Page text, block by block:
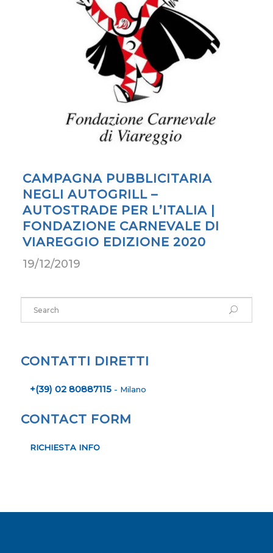
CAMPAGNA PUBBLICITARIA
NEGLI AUTOGRILL –
AUTOSTRADE PER L’ITALIA |
FONDAZIONE CARNEVALE DI
VIAREGGIO EDIZIONE 2020
19/12/2019
CONTATTI DIRETTI
+(39) 02 80887115- Milano
CONTACT FORM
RICHIESTA INFO